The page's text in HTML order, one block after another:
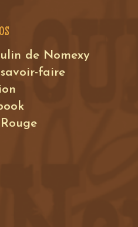
de Nomexy
faire